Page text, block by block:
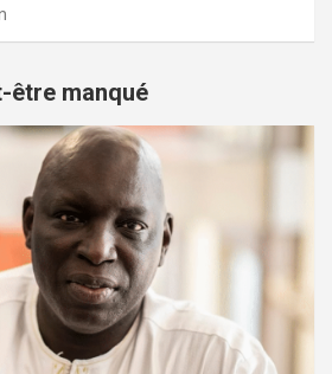
être manqué